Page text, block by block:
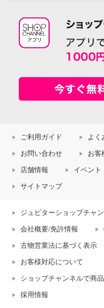
ご利用ガイド よく
お問い合わせ お客
店舗情報 イベント
サイトマップ
ジュピターショップチャ
会社概要/免許情報
古物営業法に基づく表示
お客様対応について
ショップチャンネルで商
採用情報